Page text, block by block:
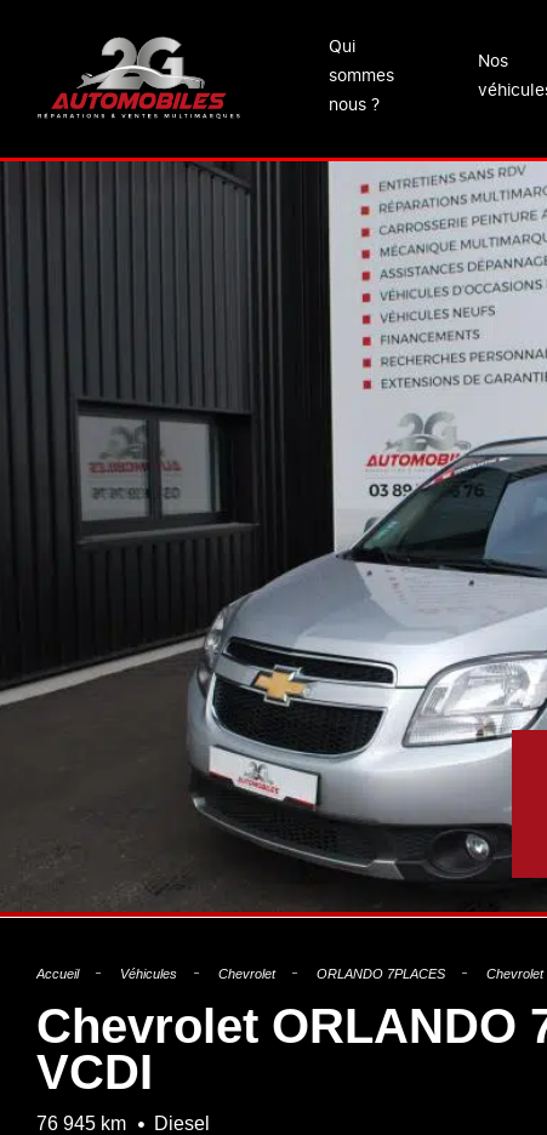
Qui
sommes
nous ?
Nos
Accueil Véhicules Chevrolet ORLANDO 7PLACES Chevrolet
Chevrolet ORLANDO
VCDI
76 945 km Diesel